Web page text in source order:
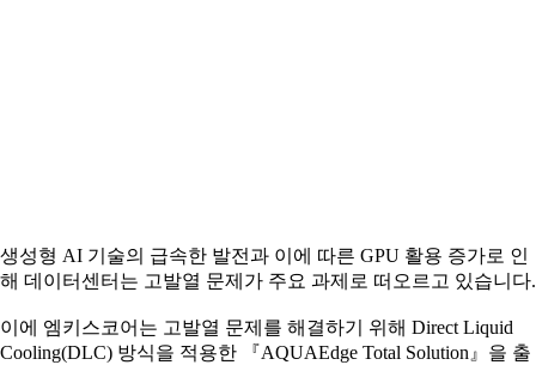
생성형 AI 기술의 급속한 발전과 이에 따른 GPU 활용 증가로 인
해 데이터센터는 고발열 문제가 주요 과제로 떠오르고 있습니다.
이에 엠키스코어는 고발열 문제를 해결하기 위해 Direct Liquid
Cooling(DLC) 방식을 적용한 『AQUAEdge Total Solution』을 출